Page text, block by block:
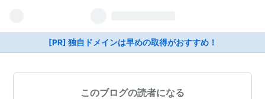
[PR] 独自ドメインは早めの取得がおすすめ！
このブログの読者になる